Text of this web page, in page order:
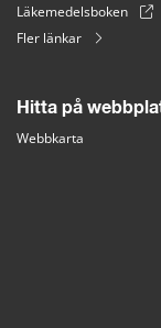
Läkemedelsboken
Fler länkar
Hitta på
Webbkarta